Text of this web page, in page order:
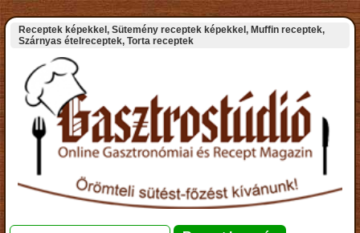
Receptek képekkel, Sütemény receptek képekkel, Muffin receptek,
Szárnyas ételreceptek, Torta receptek